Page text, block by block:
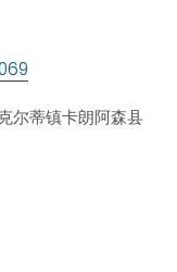
尔蒂镇卡朗阿森县